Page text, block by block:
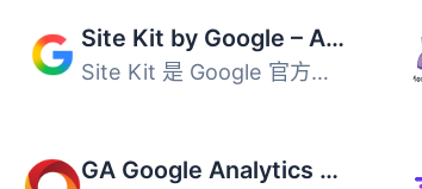
Site Kit by Google – Analytics, Search Console, AdSense, Speed
Site Kit 是 Google 官方推出的 WordPress 外掛，旨在提供有...
GA Google Analytics – Connect Google Analytics to WordPress